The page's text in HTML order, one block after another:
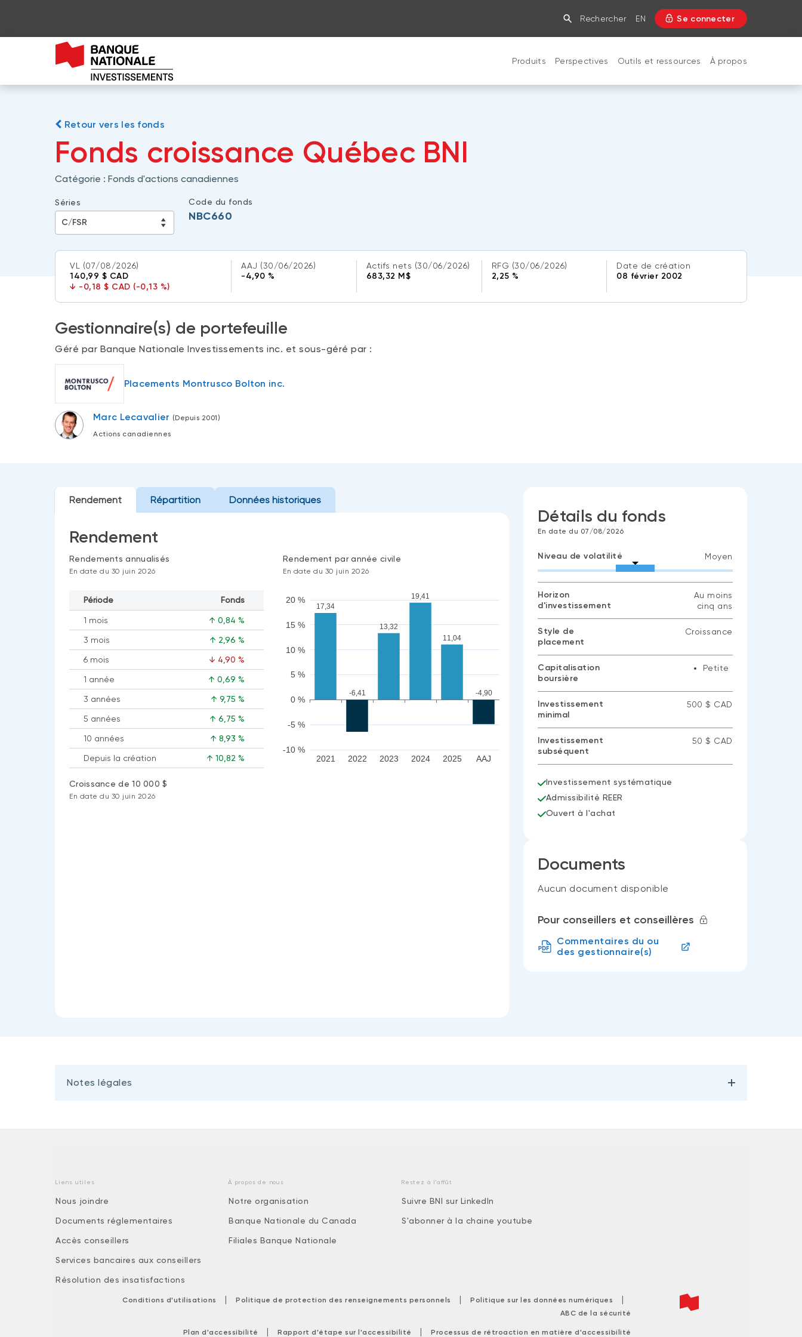
Rechercher EN Se connecter
Produits Perspectives Outils et ressources À propos
Retour vers les fonds
Fonds croissance Québec BNI
Catégorie : Fonds d'actions canadiennes
Séries Code du fonds
NBC660
VL (07/08/2026)
140,99 $ CAD
↓ -0,18 $ CAD (-0,13 %)
AAJ (30/06/2026)
-4,90 %
Actifs nets (30/06/2026)
683,32 M$
RFG (30/06/2026)
2,25 %
Date de création
08 février 2002
Gestionnaire(s) de portefeuille
Géré par Banque Nationale Investissements inc. et sous-géré par :
Placements Montrusco Bolton inc.
Marc Lecavalier (Depuis 2001)
Actions canadiennes
Rendement Répartition Données historiques
Rendement
Rendements annualisés
En date du 30 juin 2026
Période Fonds
1 mois ↑ 0,84 %
3 mois ↑ 2,96 %
6 mois ↓ 4,90 %
1 année ↑ 0,69 %
3 années ↑ 9,75 %
5 années ↑ 6,75 %
10 années ↑ 8,93 %
Depuis la création ↑ 10,82 %
Rendement par année civile
En date du 30 juin 2026
-10 %
-5 %
0 %
5 %
10 %
15 %
20 %
2021 2022 2023 2024 2025 AAJ
17,34
-6,41
13,32
19,41
11,04
-4,90
Croissance de 10 000 $
En date du 30 juin 2026
Détails du fonds
En date du 07/08/2026
Niveau de volatilité Moyen
Horizon
d'investissement
Au moins
cinq ans
Style de
placement
Croissance
Capitalisation
boursière
Petite
Investissement
minimal
500 $ CAD
Investissement
subséquent
50 $ CAD
Investissement systématique
Admissibilité REER
Ouvert à l'achat
Documents
Aucun document disponible
Pour conseillers et conseillères
Commentaires du ou
des gestionnaire(s)
Notes légales
Liens utiles
Nous joindre
Documents réglementaires
Accès conseillers
Services bancaires aux conseillers
Résolution des insatisfactions
À propos de nous
Notre organisation
Banque Nationale du Canada
Filiales Banque Nationale
Restez à l'affût
Suivre BNI sur LinkedIn
S'abonner à la chaine youtube
Conditions d'utilisations | Politique de protection des renseignements personnels | Politique sur les données numériques |
ABC de la sécurité
Plan d'accessibilité | Rapport d'étape sur l'accessibilité | Processus de rétroaction en matière d'accessibilité